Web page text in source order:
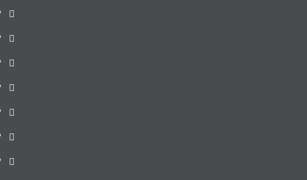
Prima
pagină
Știri
de
ultima
Administrație
locală
Actualitate
Justiție
Cultura
Sănătate